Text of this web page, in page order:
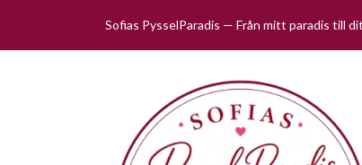
Sofias PysselParadis — Från mitt paradis till